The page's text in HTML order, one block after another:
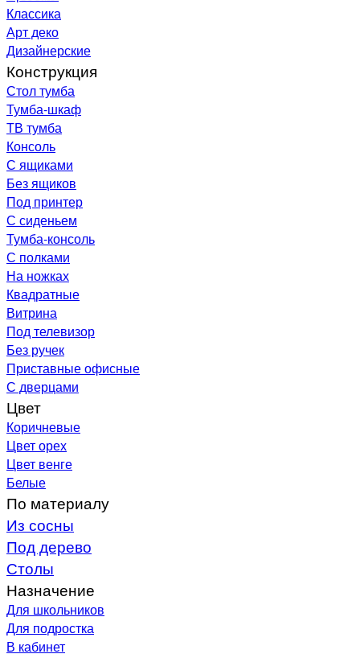
Классика
Арт деко
Дизайнерские
Конструкция
Стол тумба
Тумба-шкаф
ТВ тумба
Консоль
С ящиками
Без ящиков
Под принтер
С сиденьем
Тумба-консоль
С полками
На ножках
Квадратные
Витрина
Под телевизор
Без ручек
Приставные офисные
С дверцами
Цвет
Коричневые
Цвет орех
Цвет венге
Белые
По материалу
Из сосны
Под дерево
Столы
Назначение
Для школьников
Для подростка
В кабинет